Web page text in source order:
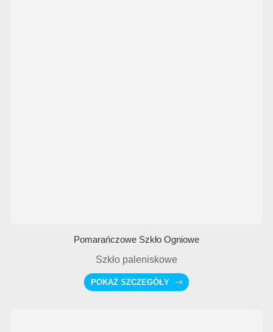
Pomarańczowe Szkło Ogniowe
Szkło paleniskowe
POKAŻ SZCZEGÓŁY